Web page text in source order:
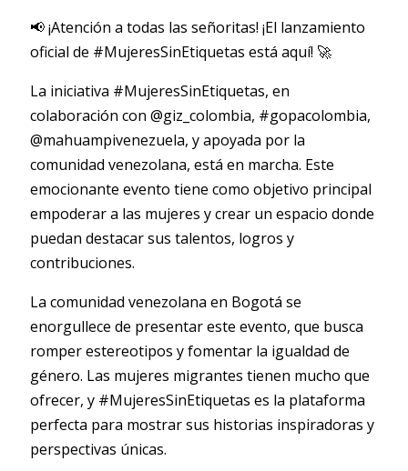
📢 ¡Atención a todas las señoritas! ¡El lanzamiento
oficial de #MujeresSinEtiquetas está aquí! 🚀
La iniciativa #MujeresSinEtiquetas, en
colaboración con @giz_colombia, #gopacolombia,
@mahuampivenezuela, y apoyada por la
comunidad venezolana, está en marcha. Este
emocionante evento tiene como objetivo principal
empoderar a las mujeres y crear un espacio donde
puedan destacar sus talentos, logros y
contribuciones.
La comunidad venezolana en Bogotá se
enorgullece de presentar este evento, que busca
romper estereotipos y fomentar la igualdad de
género. Las mujeres migrantes tienen mucho que
ofrecer, y #MujeresSinEtiquetas es la plataforma
perfecta para mostrar sus historias inspiradoras y
perspectivas únicas.